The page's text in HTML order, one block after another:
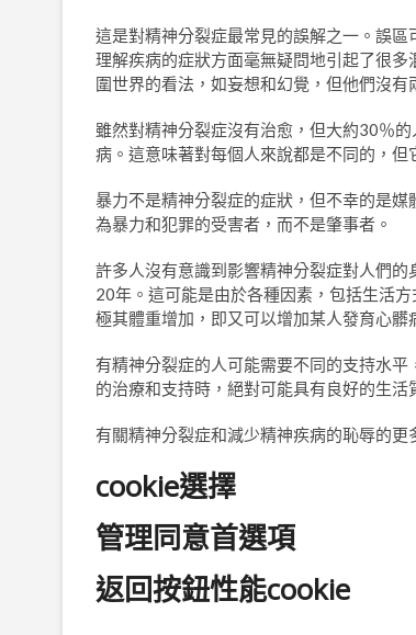
這是對精神分裂症最常見的誤解之一。誤區
理解疾病的症狀方面毫無疑問地引起了很
圍世界的看法，如妄想和幻覺，但他們沒有
雖然對精神分裂症沒有治愈，但大約30％
病。這意味著對每個人來說都是不同的，
暴力不是精神分裂症的症狀，但不幸的是
為暴力和犯罪的受害者，而不是肇事者。
許多人沒有意識到影響精神分裂症對人們
20年。這可能是由於各種因素，包括生活
極其體重增加，即又可以增加某人發育心髒
有精神分裂症的人可能需要不同的支持水
的治療和支持時，絕對可能具有良好的生
有關精神分裂症和減少精神疾病的恥辱的更
cookie選擇
管理同意首選項
返回按鈕性能cookie